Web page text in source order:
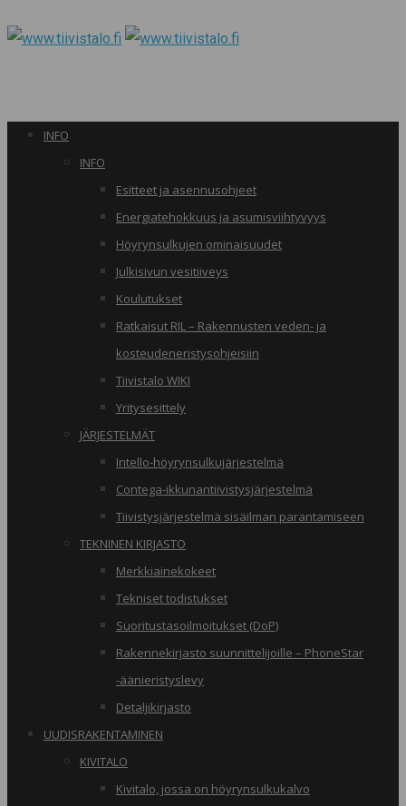
INFO
INFO
Esitteet ja asennusohjeet
Energiatehokkuus ja asumisviihtyvyys
Höyrynsulkujen ominaisuudet
Julkisivun vesitiiveys
Koulutukset
Ratkaisut RIL – Rakennusten veden- ja
kosteudeneristysohjeisiin
Tiivistalo WIKI
Yritysesittely
JÄRJESTELMÄT
Intello-höyrynsulkujärjestelmä
Contega-ikkunantiivistysjärjestelmä
Tiivistysjärjestelmä sisäilman parantamiseen
TEKNINEN KIRJASTO
Merkkiainekokeet
Tekniset todistukset
Suoritustasoilmoitukset (DoP)
Rakennekirjasto suunnittelijoille – PhoneStar
-äänieristyslevy
Detaljikirjasto
UUDISRAKENTAMINEN
KIVITALO
Kivitalo, jossa on höyrynsulkukalvo